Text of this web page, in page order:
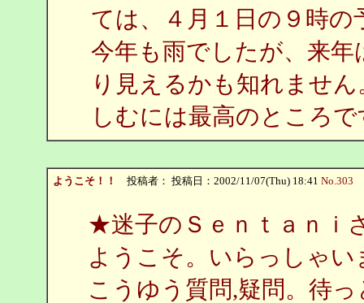
ては、４月１日の９時
今年も雨でしたが、来
り見えるかも知れませ
しむには最高のところ
ようこそ！！ 投稿者： 投稿日：2002/11/07(Thu) 18:41 No.303
★迷子のＳｅｎｔａｎｉ
ようこそ。いらっしゃい
こうゆう質問,疑問。待